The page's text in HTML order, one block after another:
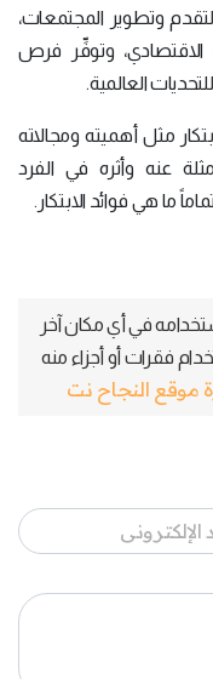
وتطوير المجتمعات،
الاقتصادي، وتوفِّر فرص
العالمية.
مثل أهميته ومجالاته
عنه وأثره في الفرد
ما هي فوائد الابتكار.
في أي مكان آخر
فقرات أو أجزاء منه
موقع النجاح نت